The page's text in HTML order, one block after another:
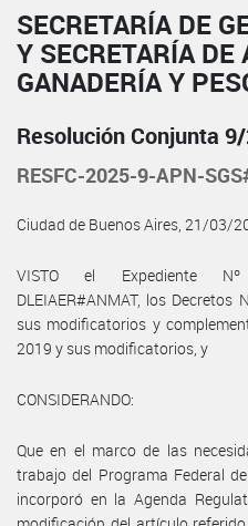
SECRETARÍA DE
Y SECRETARÍA DE
GANADERÍA Y
Resolución Conjunta
RESFC-2025-9-APN-
Ciudad de Buenos Aires, 21/03/
VISTO el Expediente Nº
DLEIAER#ANMAT, los
sus modificatorios y
2019 y sus modificatorios, y
CONSIDERANDO:
Que en el marco de las
trabajo del Programa Federal
incorporó en la Agenda